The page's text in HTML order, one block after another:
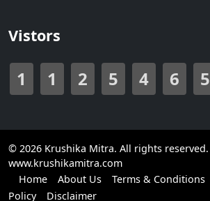
Vistors
1 1 2 5 4 6 5
© 2026 Krushika Mitra. All rights reserved.
www.krushikamitra.com
Home
About Us Terms & Conditions
Policy
Disclaimer